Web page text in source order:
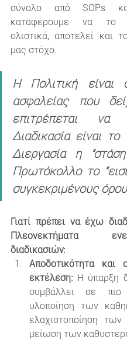
σύνολο από SOPs
καταφέρουμε να το
ολιστικά, αποτελεί και
μας στόχο.
Η Πολιτική είναι
ασφαλείας που
επιτρέπεται
Διαδικασία είναι το
Διεργασία η
Πρωτόκολλο το
συγκεκριμένους
Γιατί πρέπει να έχω
Πλεονεκτήματα
διαδικασιών:
Αποδοτικότητα και
εκτέλεση: Η ύπαρξη
συμβάλλει σε πιο
υλοποίηση των
ελαχιστοποίηση
μείωση των